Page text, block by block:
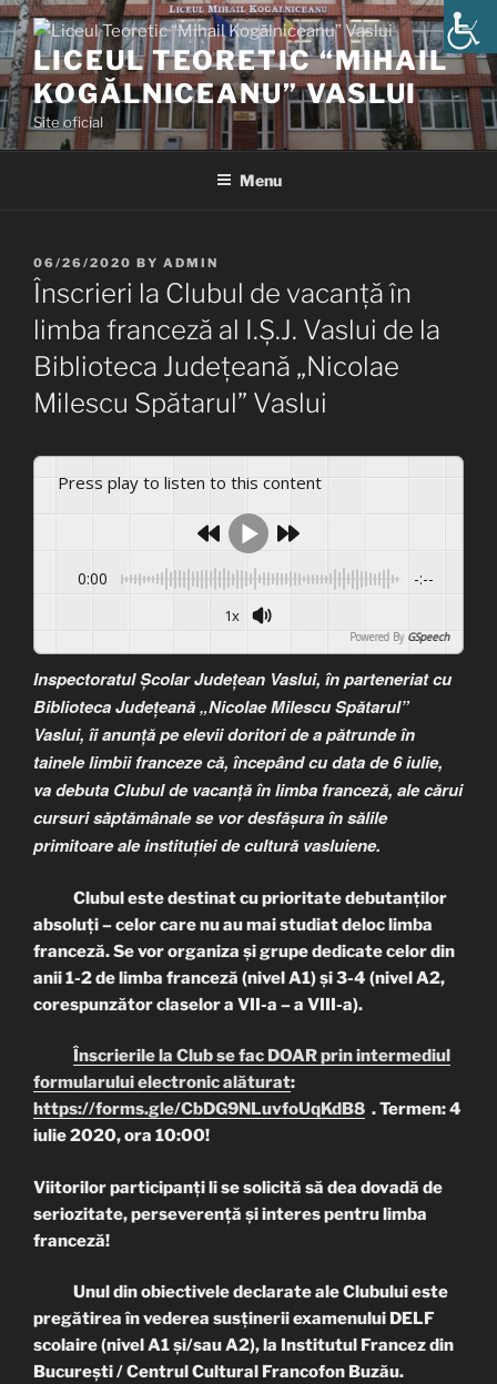
Skip
to
contentLICEUL TEORETIC “MIHAIL
KOGĂLNICEANU” VASLUI
Site oficial
Menu
POSTED
ON
06/26/2020 BY ADMIN
Înscrieri la Clubul de vacanță în
limba franceză al I.Ș.J. Vaslui de la
Biblioteca Județeană „Nicolae
Milescu Spătarul” Vaslui
Press play to listen to this content
0:00 -:--
1x
Powered By GSpeech
Inspectoratul Școlar Județean Vaslui, în parteneriat cu
Biblioteca Județeană „Nicolae Milescu Spătarul”
Vaslui, îi anunță pe elevii doritori de a pătrunde în
tainele limbii franceze că, începând cu data de 6 iulie,
va debuta Clubul de vacanță în limba franceză, ale cărui
cursuri săptămânale se vor desfășura în sălile
primitoare ale instituției de cultură vasluiene.
Clubul este destinat cu prioritate debutanților
absoluți – celor care nu au mai studiat deloc limba
franceză. Se vor organiza și grupe dedicate celor din
anii 1-2 de limba franceză (nivel A1) și 3-4 (nivel A2,
corespunzător claselor a VII-a – a VIII-a).
Înscrierile la Club se fac DOAR prin intermediul
formularului electronic alăturat:
https://forms.gle/CbDG9NLuvfoUqKdB8 . Termen: 4
iulie 2020, ora 10:00!
Viitorilor participanți li se solicită să dea dovadă de
seriozitate, perseverență și interes pentru limba
franceză!
Unul din obiectivele declarate ale Clubului este
pregătirea în vederea susținerii examenului DELF
scolaire (nivel A1 și/sau A2), la Institutul Francez din
București / Centrul Cultural Francofon Buzău.